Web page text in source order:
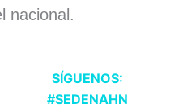
nacional.
SÍGUENOS:
#SEDENAHN